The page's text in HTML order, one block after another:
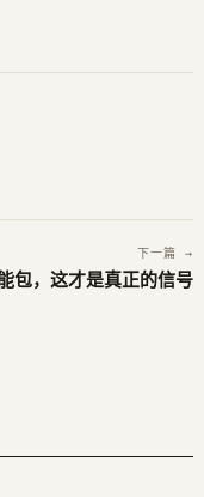
下一篇 →
包，这才是真正的信号